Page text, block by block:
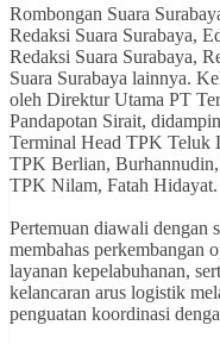
Rombongan Suara
Redaksi Suara Surabaya,
Redaksi Suara Surabaya,
Suara Surabaya lainnya.
oleh Direktur Utama PT
Pandapotan Sirait,
Terminal Head TPK Teluk
TPK Berlian, Burhannudin,
TPK Nilam, Fatah Hidayat.
Pertemuan diawali dengan
membahas perkembangan
layanan kepelabuhanan,
kelancaran arus logistik
penguatan koordinasi